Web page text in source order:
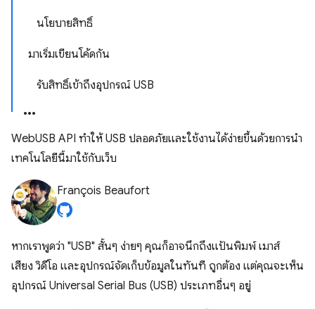
นโยบายสิทธิ์
มาเริ่มเขียนโค้ดกัน
รับสิทธิ์เข้าถึงอุปกรณ์ USB
WebUSB API ทำให้ USB ปลอดภัยและใช้งานได้ง่ายขึ้นด้วยการนำ
เทคโนโลยีนี้มาใช้กับเว็บ
François Beaufort
หากเราพูดว่า "USB" สั้นๆ ง่ายๆ คุณก็อาจนึกถึงแป้นพิมพ์ เมาส์
เสียง วิดีโอ และอุปกรณ์จัดเก็บข้อมูลในทันที ถูกต้อง แต่คุณจะเห็น
อุปกรณ์ Universal Serial Bus (USB) ประเภทอื่นๆ อยู่